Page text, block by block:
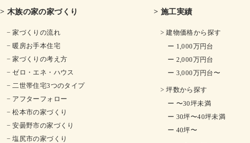
> 木族の家の家づくり
− 家づくりの流れ
− 暖房お手本住宅
− 家づくりの考え方
− ゼロ・エネ・ハウス
− 二世帯住宅3つのタイプ
− アフターフォロー
− 松本市の家づくり
− 安曇野市の家づくり
− 塩尻市の家づくり
> 施工実績
> 建物価格から探す
ー 1,000万円台
ー 2,000万円台
ー 3,000万円台〜
> 坪数から探す
ー 〜30坪未満
ー 30坪〜40坪未満
ー 40坪〜